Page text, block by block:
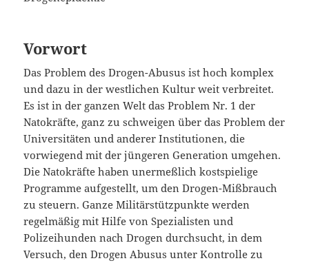
Vorwort
Das Problem des Drogen-Abusus ist hoch komplex
und dazu in der westlichen Kultur weit verbreitet.
Es ist in der ganzen Welt das Problem Nr. 1 der
Natokräfte, ganz zu schweigen über das Problem der
Universitäten und anderer Institutionen, die
vorwiegend mit der jüngeren Generation umgehen.
Die Natokräfte haben unermeßlich kostspielige
Programme aufgestellt, um den Drogen-Mißbrauch
zu steuern. Ganze Militärstützpunkte werden
regelmäßig mit Hilfe von Spezialisten und
Polizeihunden nach Drogen durchsucht, in dem
Versuch, den Drogen Abusus unter Kontrolle zu